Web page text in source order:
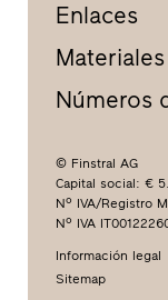
Enlaces
Materiales
Números
© Finstral AG
Capital social: €
Nº IVA/Registro
Nº IVA
Información legal
Sitemap